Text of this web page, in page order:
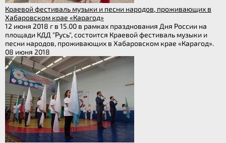
Краевой фестиваль музыки и песни народов, проживающих в
Хабаровском крае «Карагод»
12 июня 2018 г в 15.00 в рамках празднования Дня России на
площади КДД "Русь", состоится Краевой фестиваль музыки и
песни народов, проживающих в Хабаровском крае «Карагод».
08 июня 2018